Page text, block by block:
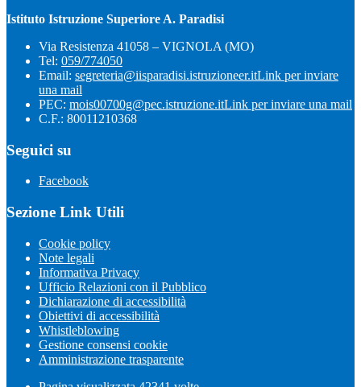
Istituto Istruzione Superiore A. Paradisi
Via Resistenza 41058 – VIGNOLA (MO)
Tel: 059/774050
Email: segreteria@iisparadisi.istruzioneer.itLink per inviare
una mail
PEC: mois00700g@pec.istruzione.itLink per inviare una mail
C.F.: 80011210368
Seguici su
Facebook
Sezione Link Utili
Cookie policy
Note legali
Informativa Privacy
Ufficio Relazioni con il Pubblico
Dichiarazione di accessibilità
Obiettivi di accessibilità
Whistleblowing
Gestione consensi cookie
Amministrazione trasparente